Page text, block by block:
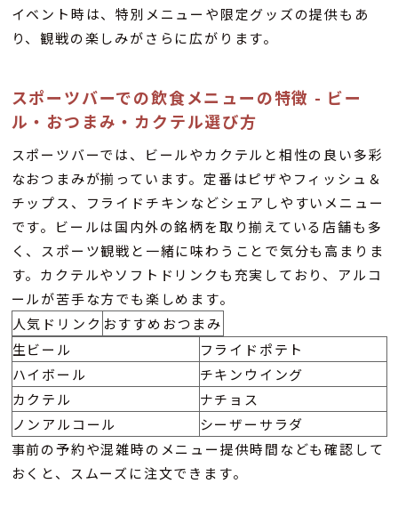
イベント時は、特別メニューや限定グッズの提供もあ
り、観戦の楽しみがさらに広がります。
スポーツバーでの飲食メニューの特徴 - ビー
ル・おつまみ・カクテル選び方
スポーツバーでは、ビールやカクテルと相性の良い多彩
なおつまみが揃っています。定番はピザやフィッシュ＆
チップス、フライドチキンなどシェアしやすいメニュー
です。ビールは国内外の銘柄を取り揃えている店舗も多
く、スポーツ観戦と一緒に味わうことで気分も高まりま
す。カクテルやソフトドリンクも充実しており、アルコ
ールが苦手な方でも楽しめます。
人気ドリンク おすすめおつまみ
生ビール
フライドポテト
ハイボール
チキンウイング
カクテル
ナチョス
ノンアルコール
シーザーサラダ
事前の予約や混雑時のメニュー提供時間なども確認して
おくと、スムーズに注文できます。